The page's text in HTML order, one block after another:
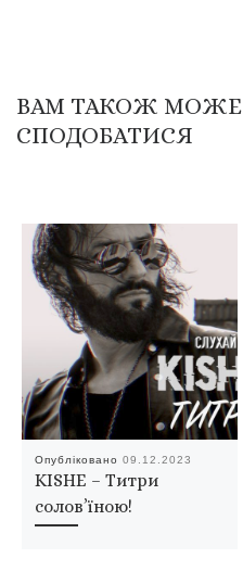
ВАМ ТАКОЖ МОЖЕ
СПОДОБАТИСЯ
Опубліковано 09.12.2023
KISHE – Титри
солов’їною!